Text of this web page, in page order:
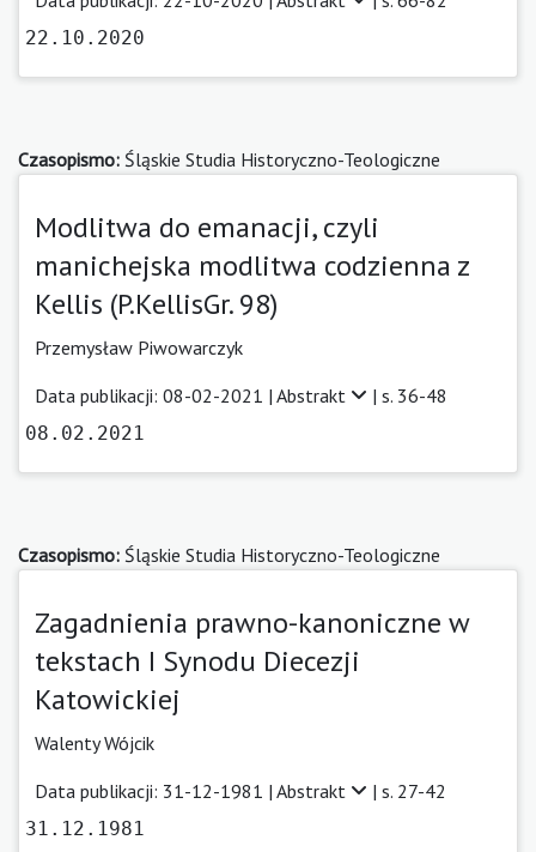
22.10.2020
Czasopismo: Śląskie Studia Historyczno-Teologiczne
Modlitwa do emanacji, czyli
manichejska modlitwa codzienna z
Kellis (P.KellisGr. 98)
Przemysław Piwowarczyk
Data publikacji: 08-02-2021 | Abstrakt | s. 36-48
08.02.2021
Czasopismo: Śląskie Studia Historyczno-Teologiczne
Zagadnienia prawno-kanoniczne w
tekstach I Synodu Diecezji
Katowickiej
Walenty Wójcik
Data publikacji: 31-12-1981 | Abstrakt | s. 27-42
31.12.1981